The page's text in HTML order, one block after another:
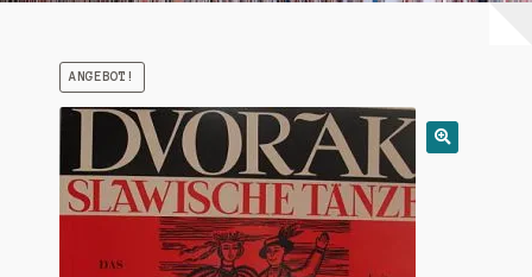
Mein Konto
ANGEBOT!